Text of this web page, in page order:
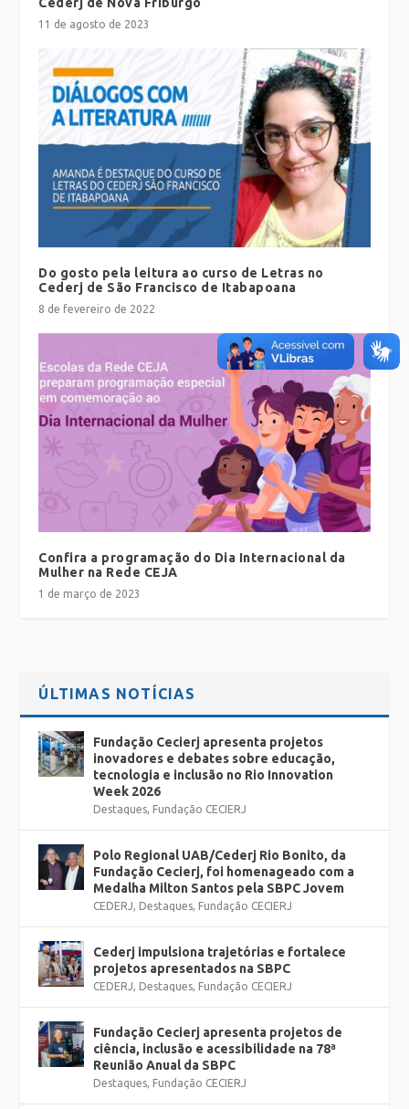
Cederj de Nova Friburgo
11 de agosto de 2023
Do gosto pela leitura ao curso de Letras no
Cederj de São Francisco de Itabapoana
8 de fevereiro de 2022
Confira a programação do Dia Internacional da
Mulher na Rede CEJA
1 de março de 2023
ÚLTIMAS NOTÍCIAS
Fundação Cecierj apresenta projetos
inovadores e debates sobre educação,
tecnologia e inclusão no Rio Innovation
Week 2026
Destaques, Fundação CECIERJ
Polo Regional UAB/Cederj Rio Bonito, da
Fundação Cecierj, foi homenageado com a
Medalha Milton Santos pela SBPC Jovem
CEDERJ, Destaques, Fundação CECIERJ
Cederj impulsiona trajetórias e fortalece
projetos apresentados na SBPC
CEDERJ, Destaques, Fundação CECIERJ
Fundação Cecierj apresenta projetos de
ciência, inclusão e acessibilidade na 78ª
Reunião Anual da SBPC
Destaques, Fundação CECIERJ